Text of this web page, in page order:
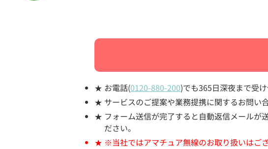
お電話(0120-880-200)でも365日深夜まで受け
サービスのご提案や業務提携に関するお問い
フォーム送信が完了すると自動返信メールが
ださい。
※当社ではアマチュア無線のお取り扱いはござ